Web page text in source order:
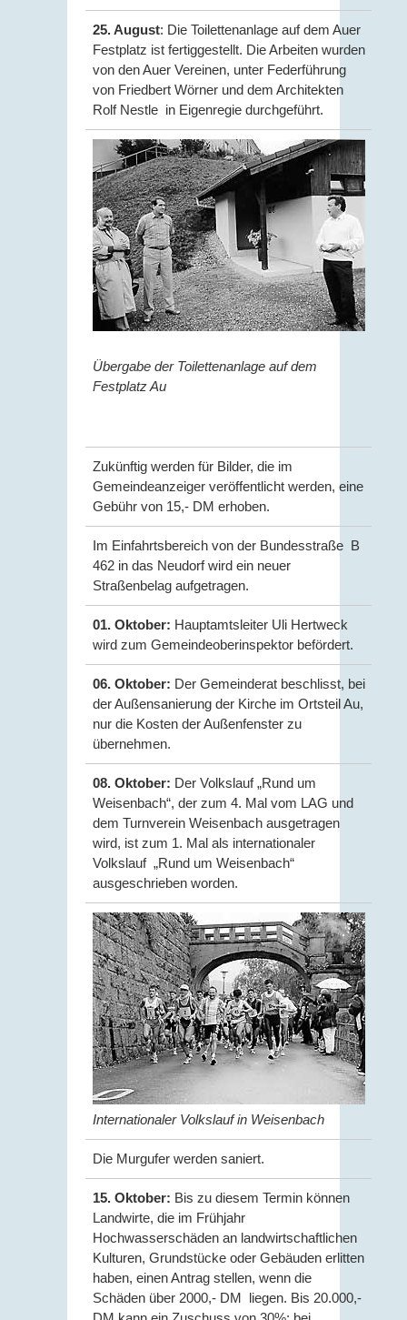
25. August: Die Toilettenanlage auf dem Auer
Festplatz ist fertiggestellt. Die Arbeiten wurden
von den Auer Vereinen, unter Federführung
von Friedbert Wörner und dem Architekten
Rolf Nestle in Eigenregie durchgeführt.
Übergabe der Toilettenanlage auf dem
Festplatz Au
Zukünftig werden für Bilder, die im
Gemeindeanzeiger veröffentlicht werden, eine
Gebühr von 15,- DM erhoben.
Im Einfahrtsbereich von der Bundesstraße B
462 in das Neudorf wird ein neuer
Straßenbelag aufgetragen.
01. Oktober: Hauptamtsleiter Uli Hertweck
wird zum Gemeindeoberinspektor befördert.
06. Oktober: Der Gemeinderat beschlisst, bei
der Außensanierung der Kirche im Ortsteil Au,
nur die Kosten der Außenfenster zu
übernehmen.
08. Oktober: Der Volkslauf „Rund um
Weisenbach“, der zum 4. Mal vom LAG und
dem Turnverein Weisenbach ausgetragen
wird, ist zum 1. Mal als internationaler
Volkslauf „Rund um Weisenbach“
ausgeschrieben worden.
Internationaler Volkslauf in Weisenbach
Die Murgufer werden saniert.
15. Oktober: Bis zu diesem Termin können
Landwirte, die im Frühjahr
Hochwasserschäden an landwirtschaftlichen
Kulturen, Grundstücke oder Gebäuden erlitten
haben, einen Antrag stellen, wenn die
Schäden über 2000,- DM liegen. Bis 20.000,-